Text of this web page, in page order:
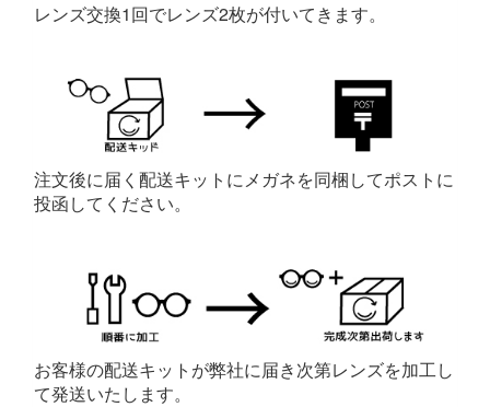
レンズ交換1回でレンズ2枚が付いてきます。
注文後に届く配送キットにメガネを同梱してポストに
投函してください。
お客様の配送キットが弊社に届き次第レンズを加工し
て発送いたします。